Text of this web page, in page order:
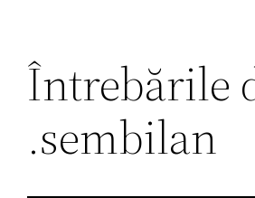
Întrebările
.sembilan